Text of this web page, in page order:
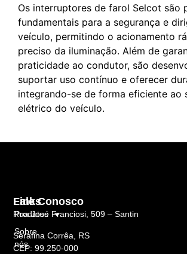
Os interruptores de farol Selcot são
fundamentais para a segurança e
veículo, permitindo o acionamento
preciso da iluminação. Além de
praticidade ao condutor, são
suportar uso contínuo e oferecer
integrando-se de forma eficiente ao
elétrico do veículo.
Links
Produtos
Sobre
nós
Fale Conosco
Rua José Franciosi, 509 – Santin
Serafina Corrêa, RS
CEP: 99.250-000